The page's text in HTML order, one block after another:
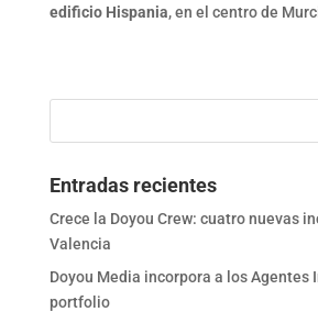
edificio Hispania, en el centro de
Entradas recientes
Crece la Doyou Crew: cuatro nuevas
Valencia
Doyou Media incorpora a los Agentes
portfolio